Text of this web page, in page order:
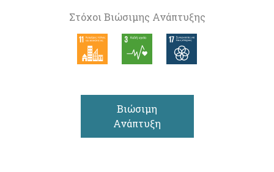
Στόχοι Βιώσιμης Ανάπτυξης
Βιώσιμη
Ανάπτυξη